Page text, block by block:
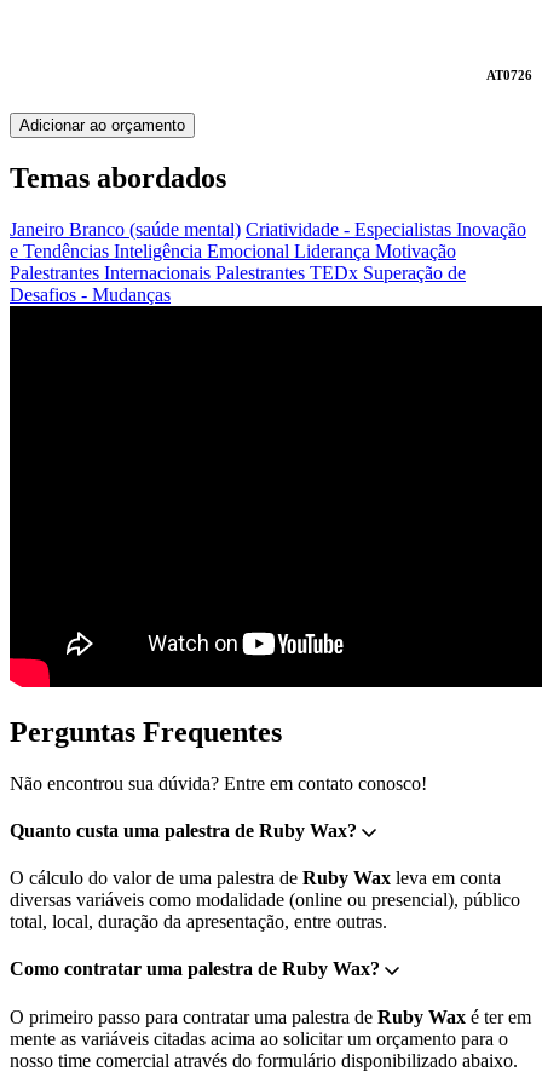
AT0726
Adicionar ao orçamento
Temas abordados
Janeiro Branco (saúde mental) Criatividade - Especialistas Inovação
e Tendências Inteligência Emocional Liderança Motivação
Palestrantes Internacionais Palestrantes TEDx Superação de
Desafios - Mudanças
Perguntas Frequentes
Não encontrou sua dúvida? Entre em contato conosco!
Quanto custa uma palestra de Ruby Wax?
O cálculo do valor de uma palestra de Ruby Wax leva em conta
diversas variáveis como modalidade (online ou presencial), público
total, local, duração da apresentação, entre outras.
Como contratar uma palestra de Ruby Wax?
O primeiro passo para contratar uma palestra de Ruby Wax é ter em
mente as variáveis citadas acima ao solicitar um orçamento para o
nosso time comercial através do formulário disponibilizado abaixo.